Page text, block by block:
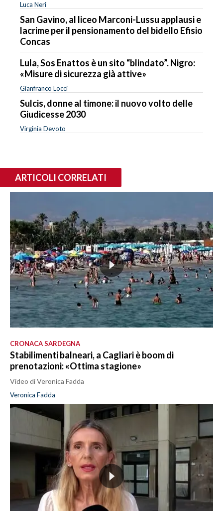
Luca Neri
San Gavino, al liceo Marconi-Lussu applausi e
lacrime per il pensionamento del bidello Efisio
Concas
Lula, Sos Enattos è un sito “blindato”. Nigro:
«Misure di sicurezza già attive»
Gianfranco Locci
Sulcis, donne al timone: il nuovo volto delle
Giudicesse 2030
Virginia Devoto
ARTICOLI CORRELATI
CRONACA SARDEGNA
Stabilimenti balneari, a Cagliari è boom di
prenotazioni: «Ottima stagione»
Video di Veronica Fadda
Veronica Fadda